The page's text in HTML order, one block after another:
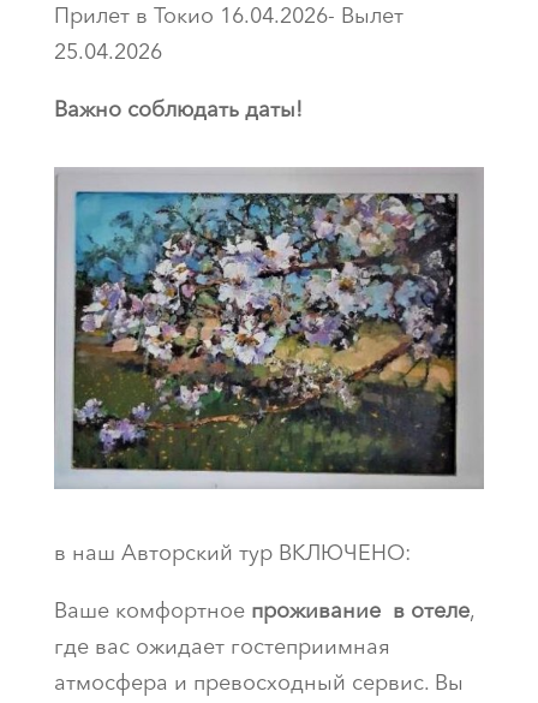
Прилет в Токио 16.04.2026- Вылет
25.04.2026
Важно соблюдать даты!
в наш Авторский тур ВКЛЮЧЕНО:
Ваше комфортноепроживание в отеле,
где вас ожидает гостеприимная
атмосфера и превосходный сервис. Вы